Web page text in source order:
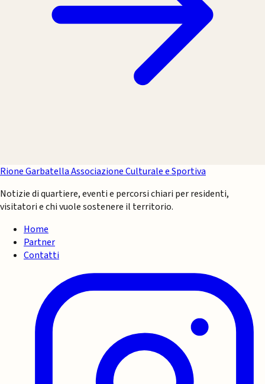
Rione GarbatellaAssociazione Culturale e Sportiva
Notizie di quartiere, eventi e percorsi chiari per residenti,
visitatori e chi vuole sostenere il territorio.
Home
Partner
Contatti